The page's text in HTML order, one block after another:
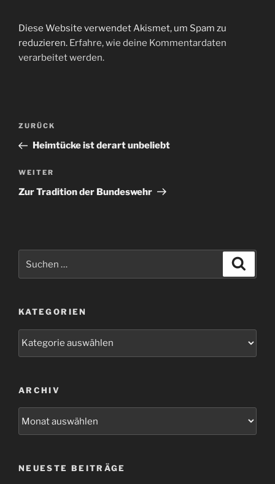
Diese Website verwendet Akismet, um Spam zu
reduzieren. Erfahre, wie deine Kommentardaten
verarbeitet werden.
Beitragsnavigation
Vorheriger
Beitrag
ZURÜCK
Heimtücke ist derart unbeliebt
Nächster
Beitrag
WEITER
Zur Tradition der Bundeswehr
nach:
KATEGORIEN
ARCHIV
NEUESTE BEITRÄGE